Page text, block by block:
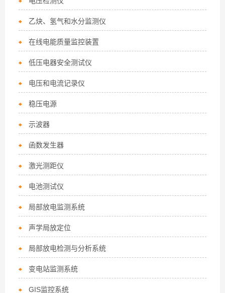
乙炔、氢气和水分监测仪
在线电能质量监控装置
低压电器安全测试仪
电压和电流记录仪
稳压电源
示波器
函数发生器
激光测距仪
电池测试仪
局部放电监测系统
声学局放定位
局部放电检测与分析系统
变电站监测系统
GIS监控系统